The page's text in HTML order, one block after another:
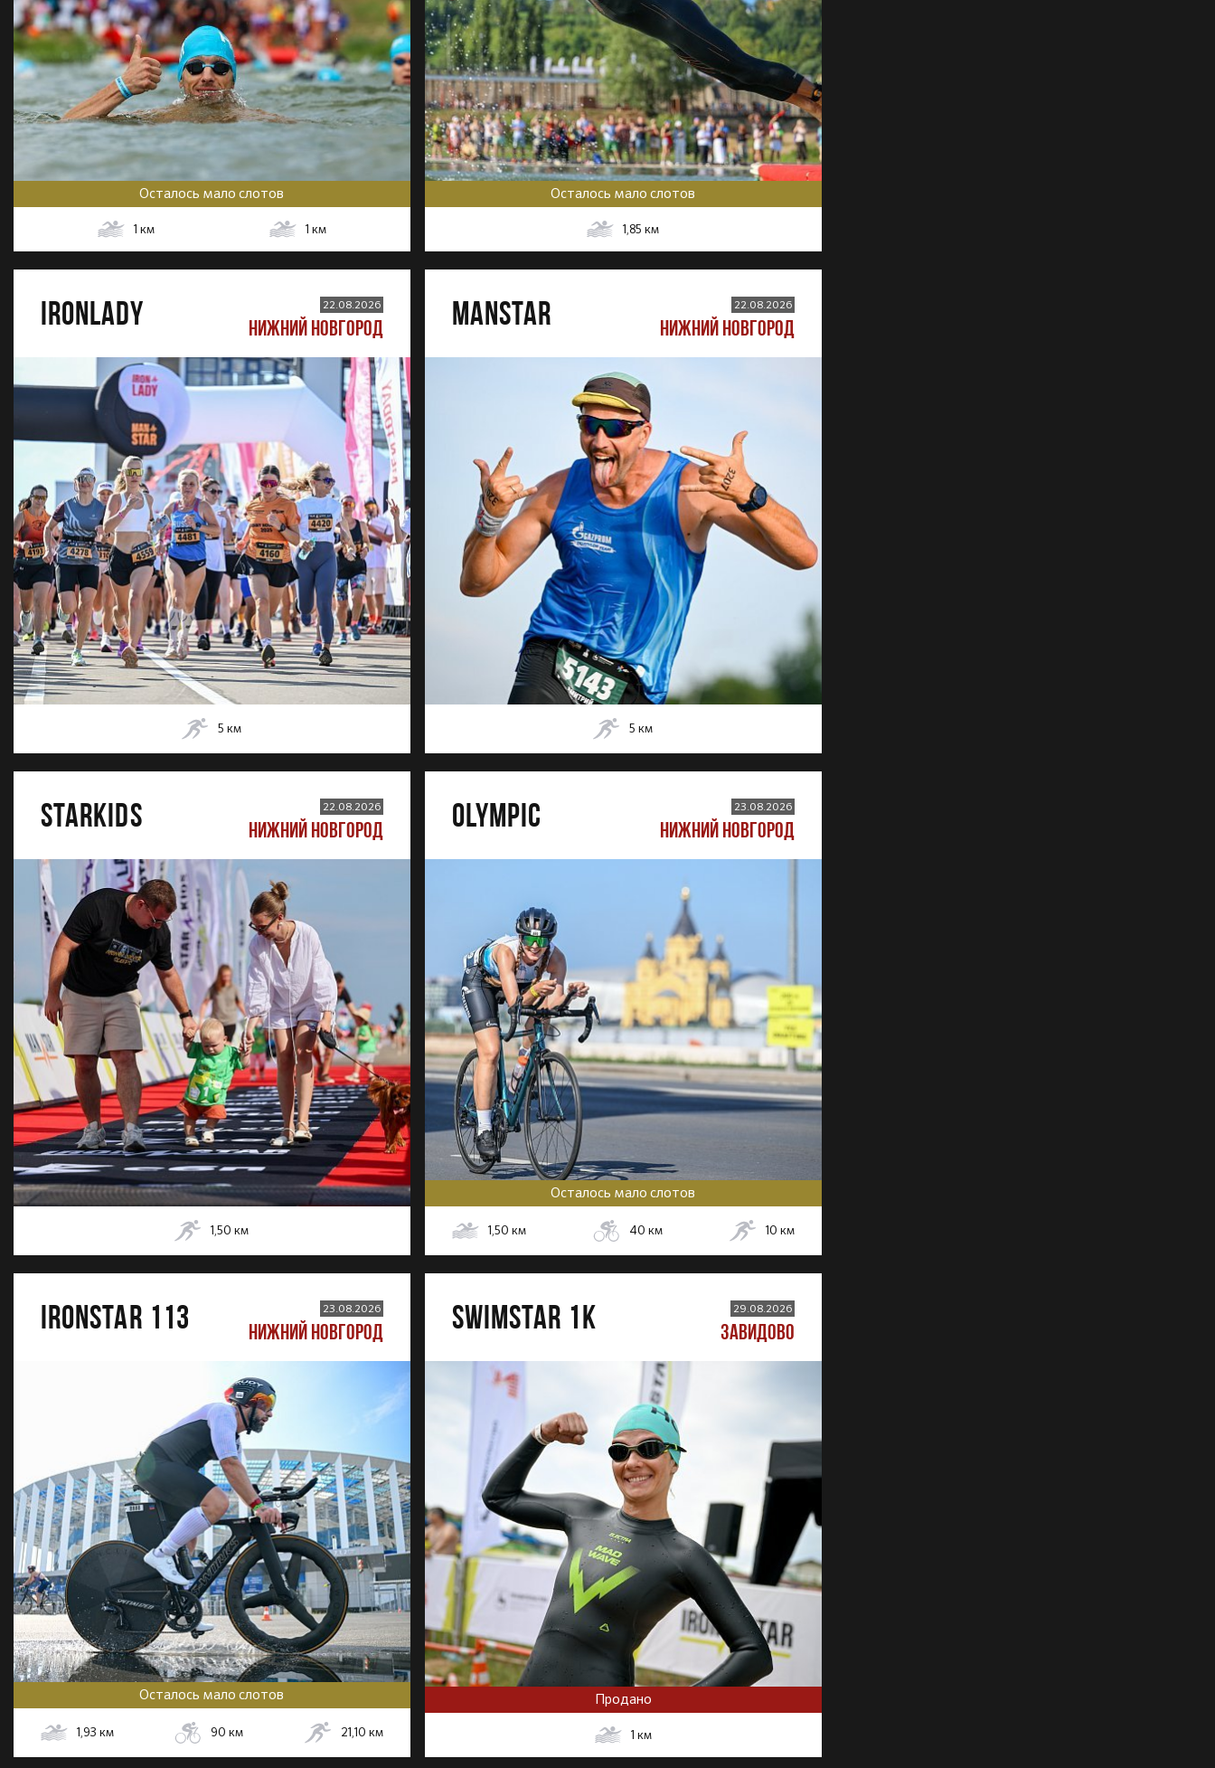
Осталось мало слотов
1км 1 км
Осталось мало слотов
1,85км
IRONLADY 22.08.2026
НИЖНИЙ НОВГОРОД
5км
MANSTAR 22.08.2026
НИЖНИЙ НОВГОРОД
5км
STARKIDS 22.08.2026
НИЖНИЙ НОВГОРОД
1,50км
OLYMPIC 23.08.2026
НИЖНИЙ НОВГОРОД
Осталось мало слотов
1,50 км 40 км 10 км
IRONSTAR 113 23.08.2026
НИЖНИЙ НОВГОРОД
Осталось мало слотов
1,93 км 90км 21,10 км
SWIMSTAR 1K 29.08.2026
ЗАВИДОВО
Продано
1 км